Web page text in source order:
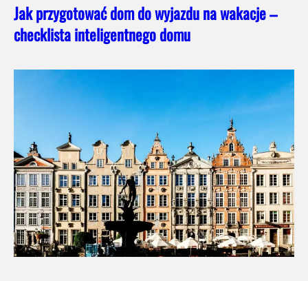
Jak przygotować dom do wyjazdu na wakacje –
checklista inteligentnego domu